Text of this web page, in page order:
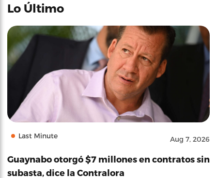
Lo Último
Last Minute Aug 7, 2026
Guaynabo otorgó $7 millones en contratos sin
subasta, dice la Contralora